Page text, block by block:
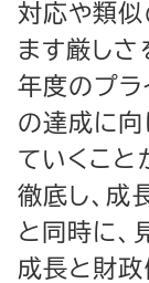
対応や類似
ます厳しさ
年度のプラ
の達成に
ていくこと
徹底し、成
と同時に、
成長と財